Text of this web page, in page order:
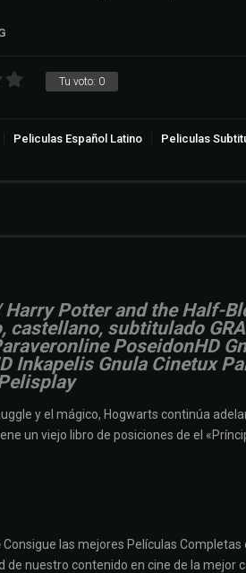
Tu voto: 0
Peliculas Español Latino Peliculas
Potter and the Half-
subtitulado
PoseidonHD
Inkapelis Gnula Cinetux
y el mágico, Hogwarts continúa
un viejo libro de posiciones de el
Consigue las mejores Películas Completas
nuestro contenido en cine de la mejor